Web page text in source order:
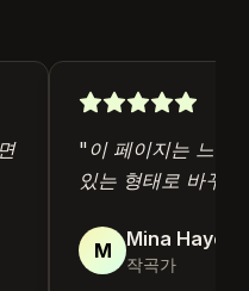
이 페이지는 느슨한
있는 형태로 바꾸는
M Mina Hayes
작곡가